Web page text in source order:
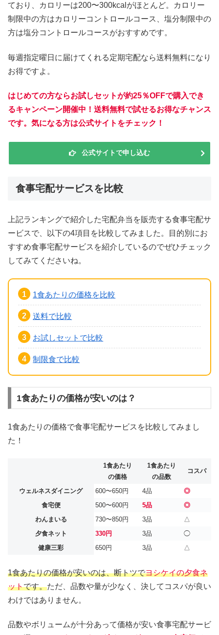
ており、カロリーは200〜300kcalがほとんど。カロリー
制限中の方はカロリーコントロールコース、塩分制限中の
方は塩分コントロールコースがおすすめです。
毎週指定曜日に届けてくれる定期宅配なら送料無料になり
お得ですよ。
はじめての方ならお試しセットが約25％OFFで購入でき
るキャンペーン開催中！送料無料で試せるお得なチャンス
です。気になる方は公式サイトをチェック！
公式サイトで申し込む
食事宅配サービスを比較
上記ランキングで紹介した宅配弁当を販売する食事宅配サ
ービスで、以下の4項目を比較してみました。目的別にお
すすめ食事宅配サービスを紹介しているのでぜひチェック
してみてくださいね。
1食あたりの価格を比較
送料で比較
お試しセットで比較
制限食で比較
1食あたりの価格が安いのは？
1食あたりの価格で食事宅配サービスを比較してみまし
た！
1食あたり
の価格
1食あたり
の品数
コスパ
ウェルネスダイニング 600〜650円 4品
◎
食宅便
500〜600円 5品
◎
わんまいる
730〜850円 3品
△
夕食ネット
330円 3品
◯
健康三彩
650円 3品 △
1食あたりの価格が安いのは、断トツでヨシケイの夕食ネ
ットです。ただ、品数や量が少なく、決してコスパが良い
わけではありません。
品数やボリュームが十分あって価格が安い食事宅配サービ